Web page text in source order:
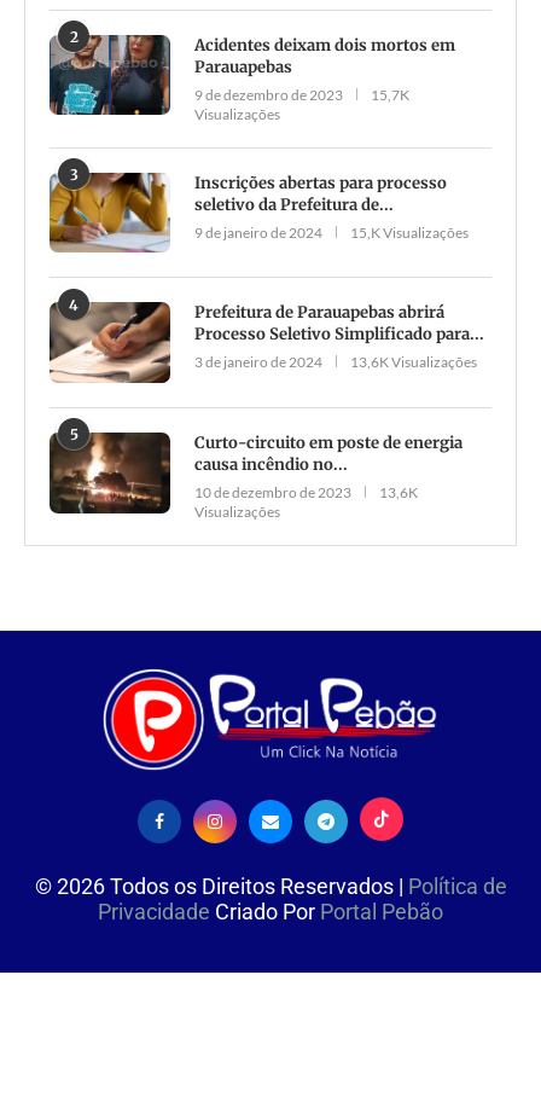
2
Acidentes deixam dois mortos em
Parauapebas
9 de dezembro de 2023
15,7K
Visualizações
3
Inscrições abertas para processo
seletivo da Prefeitura de...
9 de janeiro de 2024 15,K Visualizações
4
Prefeitura de Parauapebas abrirá
Processo Seletivo Simplificado para...
3 de janeiro de 2024 13,6K Visualizações
5
Curto-circuito em poste de energia
causa incêndio no...
10 de dezembro de 2023
13,6K
Visualizações
©2026Todos os Direitos Reservados | Política de
Privacidade Criado Por Portal Pebão